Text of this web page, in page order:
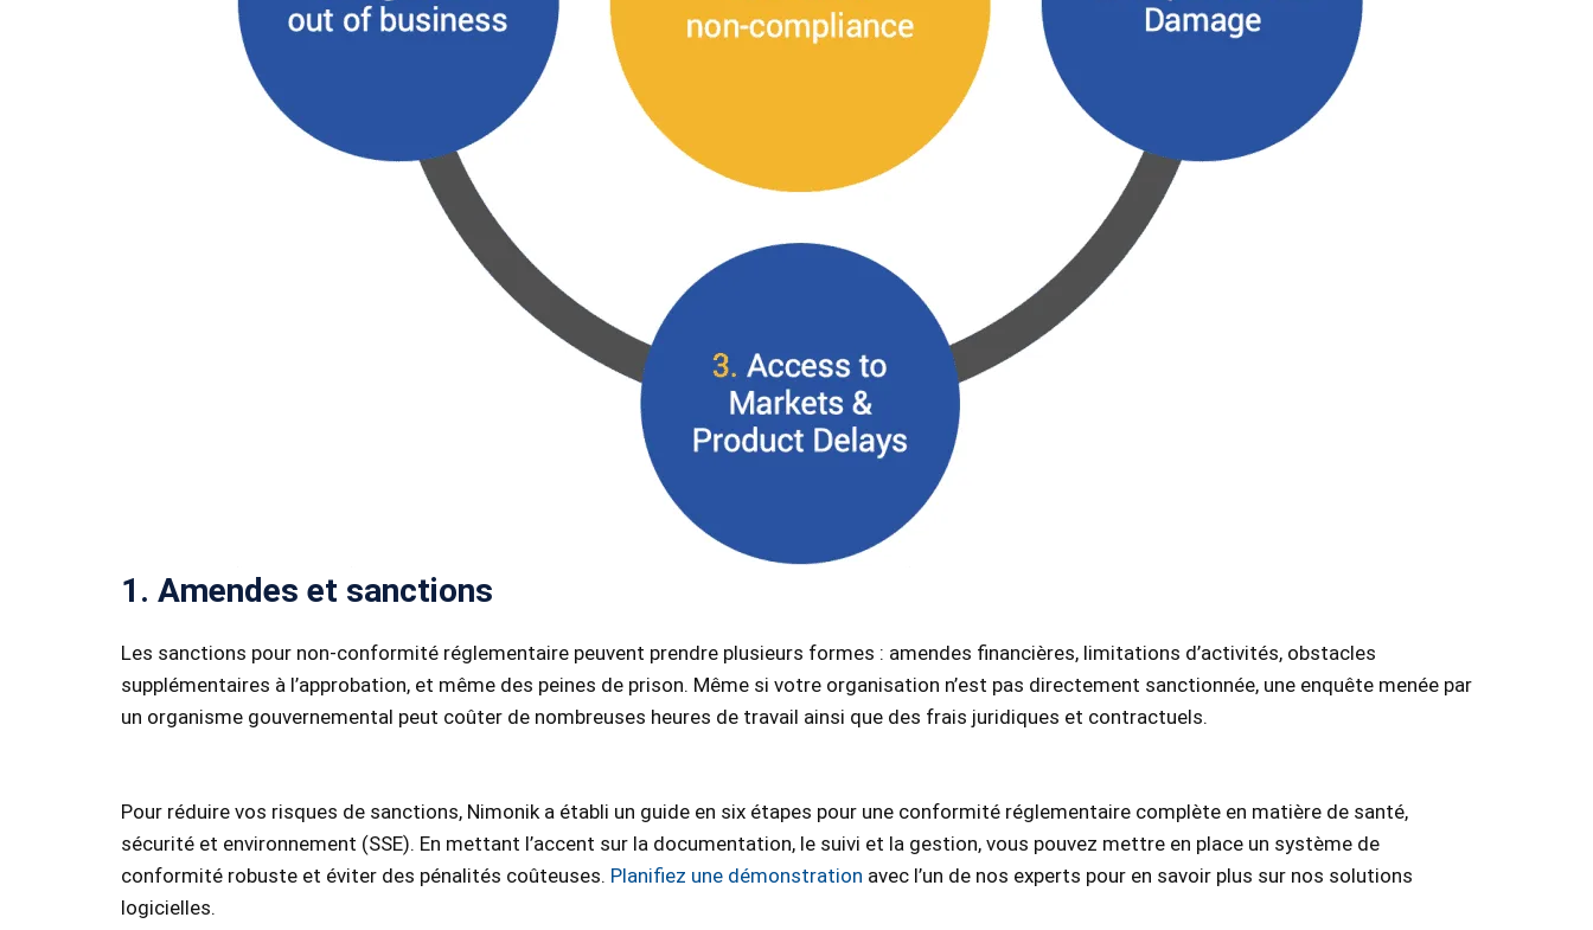
1. Amendes et sanctions
Les sanctions pour non-conformité réglementaire peuvent prendre plusieurs formes : amendes financières, limitations d’activités, obstacles
supplémentaires à l’approbation, et même des peines de prison. Même si votre organisation n’est pas directement sanctionnée, une enquête menée par
un organisme gouvernemental peut coûter de nombreuses heures de travail ainsi que des frais juridiques et contractuels.
Pour réduire vos risques de sanctions, Nimonik a établi un guide en six étapes pour une conformité réglementaire complète en matière de santé,
sécurité et environnement (SSE). En mettant l’accent sur la documentation, le suivi et la gestion, vous pouvez mettre en place un système de
conformité robuste et éviter des pénalités coûteuses. Planifiez une démonstration avec l’un de nos experts pour en savoir plus sur nos solutions
logicielles.